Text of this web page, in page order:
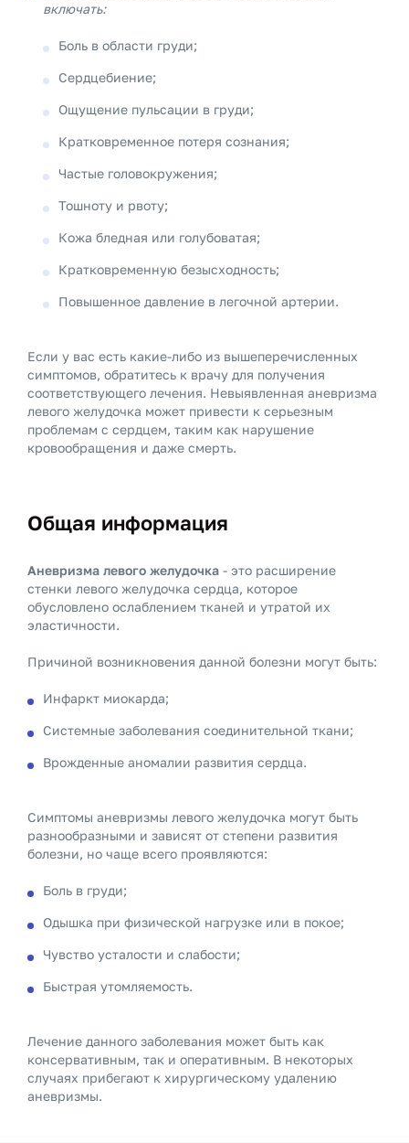
включать:
Боль в области груди;
Сердцебиение;
Ощущение пульсации в груди;
Кратковременное потеря сознания;
Частые головокружения;
Тошноту и рвоту;
Кожа бледная или голубоватая;
Кратковременную безысходность;
Повышенное давление в легочной артерии.
Если у вас есть какие-либо из вышеперечисленных
симптомов, обратитесь к врачу для получения
соответствующего лечения. Невыявленная аневризма
левого желудочка может привести к серьезным
проблемам с сердцем, таким как нарушение
кровообращения и даже смерть.
Общая информация
Аневризма левого желудочка - это расширение
стенки левого желудочка сердца, которое
обусловлено ослаблением тканей и утратой их
эластичности.
Причиной возникновения данной болезни могут быть:
Инфаркт миокарда;
Системные заболевания соединительной ткани;
Врожденные аномалии развития сердца.
Симптомы аневризмы левого желудочка могут быть
разнообразными и зависят от степени развития
болезни, но чаще всего проявляются:
Боль в груди;
Одышка при физической нагрузке или в покое;
Чувство усталости и слабости;
Быстрая утомляемость.
Лечение данного заболевания может быть как
консервативным, так и оперативным. В некоторых
случаях прибегают к хирургическому удалению
аневризмы.